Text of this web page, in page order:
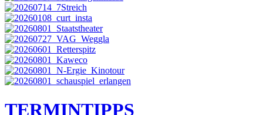
TERMINTIPPS